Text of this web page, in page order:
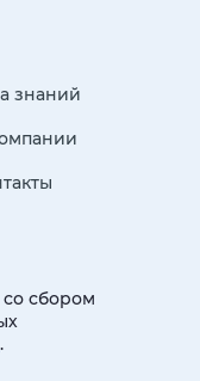
знаний
со сбором
.